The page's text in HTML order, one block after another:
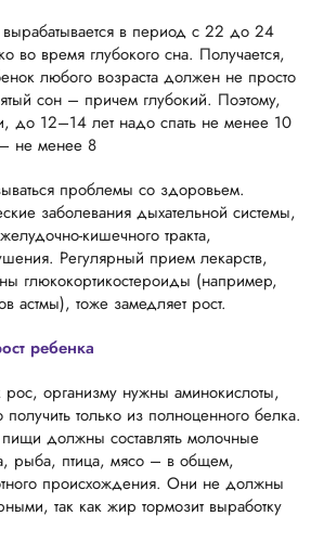
вырабатывается в период с 22 до 24
во время глубокого сна. Получается,
любого возраста должен не просто
сон – причем глубокий. Поэтому,
до 12–14 лет надо спать не менее 10
не менее 8
проблемы со здоровьем.
заболевания дыхательной системы,
кишечного тракта,
Регулярный прием лекарств,
глюкокортикостероиды (например,
астмы), тоже замедляет рост.
ребенка
организму нужны аминокислоты,
только из полноценного белка.
должны составлять молочные
рыба, птица, мясо – в общем,
происхождения. Они не должны
так как жир тормозит выработку